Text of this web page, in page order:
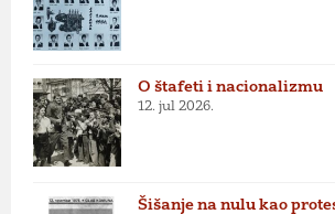
O štafeti i nacionalizmu
12. jul 2026.
Šišanje na nulu kao